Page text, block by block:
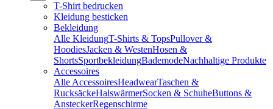
T-Shirt bedrucken
Kleidung besticken
Bekleidung
Alle KleidungT-Shirts & TopsPullover &
HoodiesJacken & WestenHosen &
ShortsSportbekleidungBademodeNachhaltige Produkte
Accessoires
Alle AccessoiresHeadwearTaschen &
RucksäckeHalswärmerSocken & SchuheButtons &
AnsteckerRegenschirme